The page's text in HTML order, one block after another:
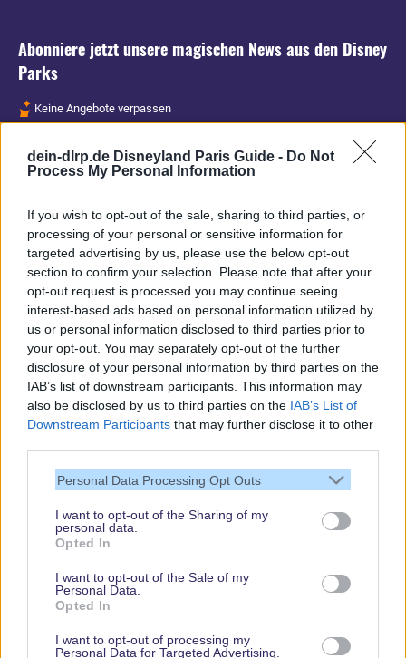
dein-dlrp.de Disneyland Paris Guide - Do Not
Process My Personal Information
If you wish to opt-out of the sale, sharing to third parties, or
processing of your personal or sensitive information for
targeted advertising by us, please use the below opt-out
section to confirm your selection. Please note that after your
opt-out request is processed you may continue seeing
interest-based ads based on personal information utilized by
us or personal information disclosed to third parties prior to
your opt-out. You may separately opt-out of the further
disclosure of your personal information by third parties on the
IAB’s list of downstream participants. This information may
also be disclosed by us to third parties on the IAB’s List of
Downstream Participants that may further disclose it to other
Personal Data Processing Opt Outs
I want to opt-out of the Sharing of my
personal data.
Opted In
I want to opt-out of the Sale of my
Personal Data.
Opted In
I want to opt-out of processing my
Personal Data for Targeted Advertising.
Abonniere jetzt unsere magischen News aus den Disney
Parks
Keine Angebote verpassen
Spannende Lesetipps
Vielen Dank,
dass Du unsere
Seite liest.
Schau regelmäßig
© dein-dlrp | Einige Elemente ©Disney. dein-dlrp ist ein Reiseführer für
Disneyland Paris & Walt Disney World und ist unabhängig von "The Walt